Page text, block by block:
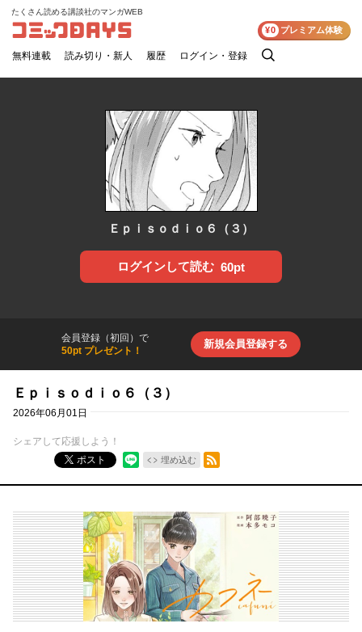
コミックDAYS
たくさん読める講談社のマンガWEB
無料連載 読み切り・新人 履歴 ログイン・登録
検
¥0 プレミアム体験
Ｅｐｉｓｏｄｉｏ６（３）
ログインして読む 60pt
会員登録（初回）で
50pt プレゼント！
新規会員登録する
Ｅｐｉｓｏｄｉｏ６（３）
2026年06月01日
シェアして応援しよう！
ポスト
埋め込む
RSSフィード